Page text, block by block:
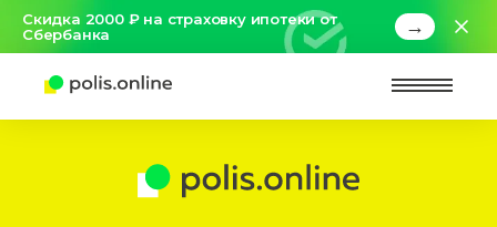
Скидка 2000 ₽ на страховку ипотеки от
Сбербанка
→